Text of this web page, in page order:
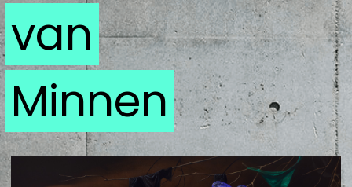
HIP
KULT
UTCA
ZENE
MÉDIAAJÁNLAT
van
Minnen